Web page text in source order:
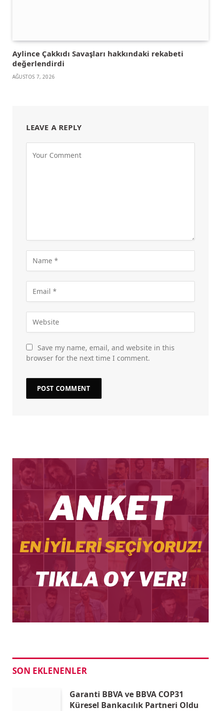
Aylince Çakkıdı Savaşları hakkındaki rekabeti
değerlendirdi
AĞUSTOS 7, 2026
LEAVE A REPLY
Save my name, email, and website in this
browser for the next time I comment.
SON EKLENENLER
Garanti BBVA ve BBVA COP31
Küresel Bankacılık Partneri Oldu